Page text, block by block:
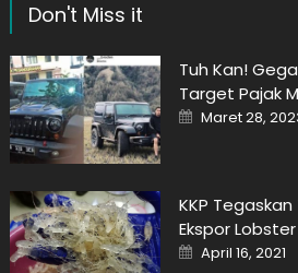
Don't Miss it
Tuh Kan!
Target Pajak
Posted
on
Maret 28,
KKP Tegaskan
Ekspor Lobster
Posted
on
April 16, 2021